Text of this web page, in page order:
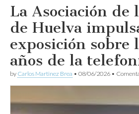
Huelva
La Asociación de
de Huelva
exposición sobre
años de la
by Carlos Martinez Brea • 08/06/2026 •